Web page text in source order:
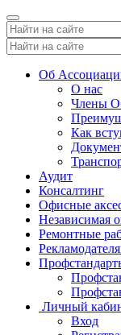
Toggle
navigation
Об
О нас
Члены
Как
Аудит
Консалтинг
Офисные
Независимая
Ремонтные
Личный
Вход